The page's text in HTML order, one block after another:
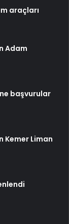
araçları
Adam
başvurular
Kemer Liman